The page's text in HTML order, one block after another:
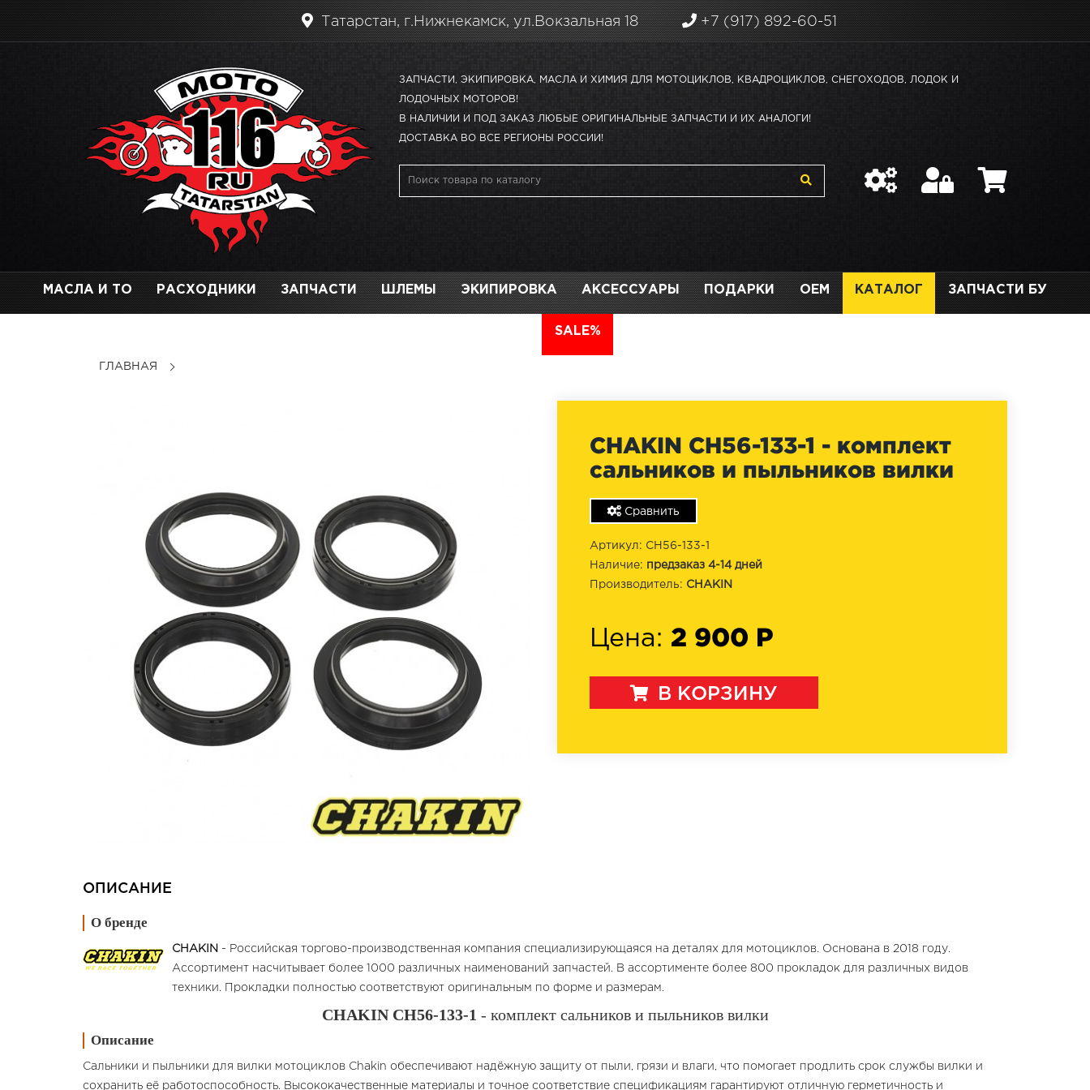
Татарстан, г.Нижнекамск, ул.Вокзальная 18 +7 (917) 892-60-51
ЗАПЧАСТИ, ЭКИПИРОВКА, МАСЛА И ХИМИЯ ДЛЯ МОТОЦИКЛОВ, КВАДРОЦИКЛОВ, СНЕГОХОДОВ, ЛОДОК И
ЛОДОЧНЫХ МОТОРОВ!
В НАЛИЧИИ И ПОД ЗАКАЗ ЛЮБЫЕ ОРИГИНАЛЬНЫЕ ЗАПЧАСТИ И ИХ АНАЛОГИ!
ДОСТАВКА ВО ВСЕ РЕГИОНЫ РОССИИ!
МАСЛА И ТО РАСХОДНИКИ ЗАПЧАСТИ ШЛЕМЫ ЭКИПИРОВКА АКСЕССУАРЫ ПОДАРКИ OEM КАТАЛОГ ЗАПЧАСТИ БУ
SALE%
ГЛАВНАЯ
CHAKIN CH56-133-1 - комплект
сальников и пыльников вилки
Сравнить
Артикул: CH56-133-1
Наличие: предзаказ 4-14 дней
Производитель: CHAKIN
Цена: 2 900 Р
В КОРЗИНУ
ОПИСАНИЕ
О бренде
CHAKIN - Российская торгово-производственная компания специализирующаяся на деталях для мотоциклов. Основана в 2018 году.
Ассортимент насчитывает более 1000 различных наименований запчастей. В ассортименте более 800 прокладок для различных видов
техники. Прокладки полностью соответствуют оригинальным по форме и размерам.
CHAKIN CH56-133-1 - комплект сальников и пыльников вилки
Описание
Сальники и пыльники для вилки мотоциклов Chakin обеспечивают надёжную защиту от пыли, грязи и влаги, что помогает продлить срок службы вилки и
сохранить её работоспособность. Высококачественные материалы и точное соответствие спецификациям гарантируют отличную герметичность и